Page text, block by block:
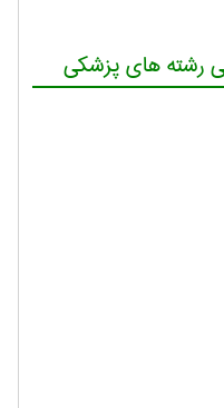
رشته های پزشکی